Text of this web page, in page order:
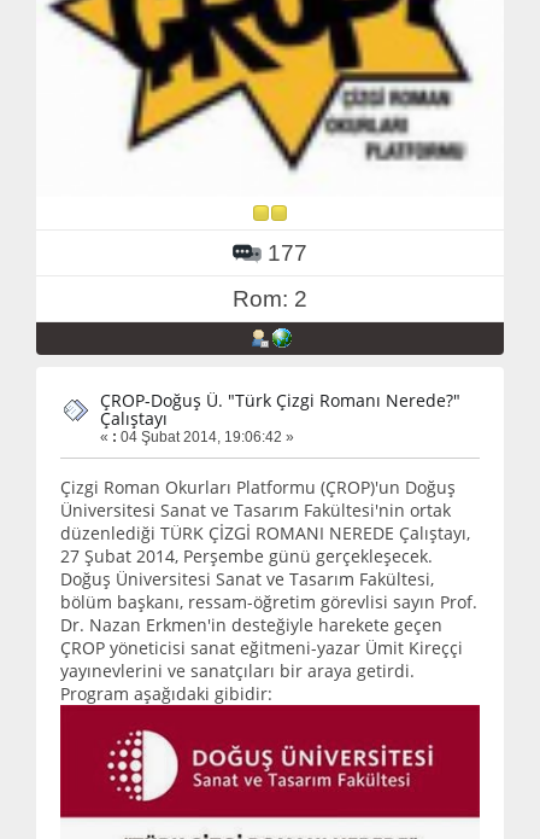
177
Rom: 2
ÇROP-Doğuş Ü. "Türk Çizgi Romanı Nerede?"
Çalıştayı
« : 04 Şubat 2014, 19:06:42 »
Çizgi Roman Okurları Platformu (ÇROP)'un Doğuş
Üniversitesi Sanat ve Tasarım Fakültesi'nin ortak
düzenlediği TÜRK ÇİZGİ ROMANI NEREDE Çalıştayı,
27 Şubat 2014, Perşembe günü gerçekleşecek.
Doğuş Üniversitesi Sanat ve Tasarım Fakültesi,
bölüm başkanı, ressam-öğretim görevlisi sayın Prof.
Dr. Nazan Erkmen'in desteğiyle harekete geçen
ÇROP yöneticisi sanat eğitmeni-yazar Ümit Kireççi
yayınevlerini ve sanatçıları bir araya getirdi.
Program aşağıdaki gibidir: